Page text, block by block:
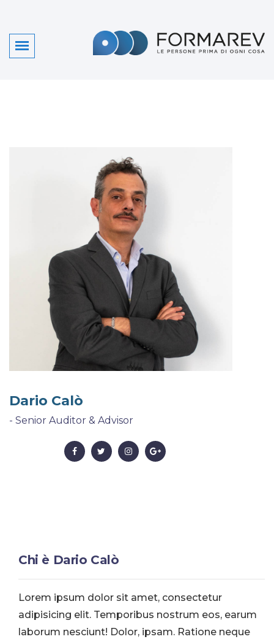
Dario Calò
- Senior Auditor & Advisor
Chi è Dario Calò
Lorem ipsum dolor sit amet, consectetur
adipisicing elit. Temporibus nostrum eos, earum
laborum nesciunt! Dolor, ipsam. Ratione neque